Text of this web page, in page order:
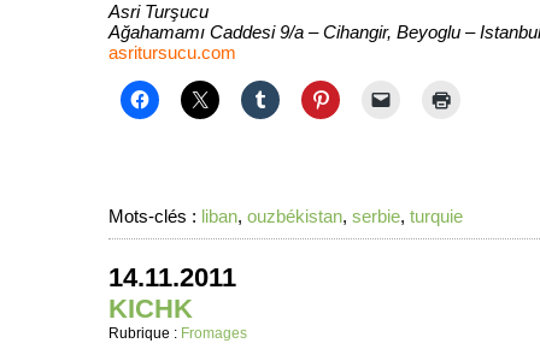
Asri Turşucu
Ağahamamı Caddesi 9/a – Cihangir, Beyoglu – Istanbul
asritursucu.com
Mots-clés : liban, ouzbékistan, serbie, turquie
14.11.2011
KICHK
Rubrique : Fromages